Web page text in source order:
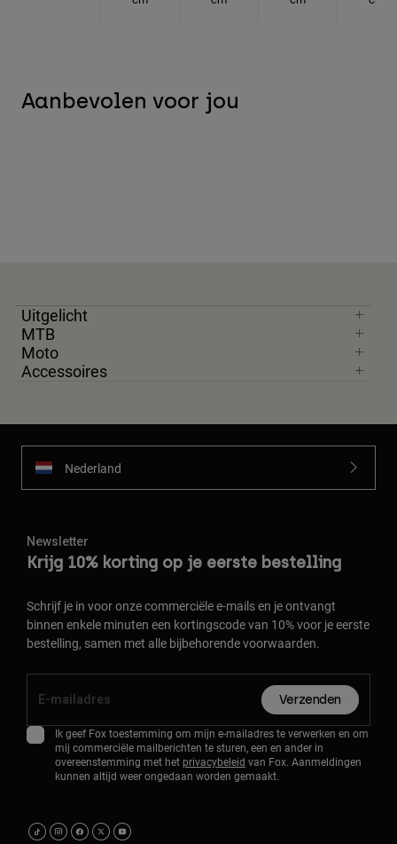
Aanbevolen voor jou
Uitgelicht
MTB
Moto
Accessoires
Nederland
Newsletter
Krijg 10% korting op je eerste bestelling
Schrijf je in voor onze commerciële e-mails en je ontvangt
binnen enkele minuten een kortingscode van 10% voor je eerste
bestelling, samen met alle bijbehorende voorwaarden.
Verzenden
Ik geef Fox toestemming om mijn e-mailadres te verwerken en om
mij commerciële mailberichten te sturen, een en ander in
overeenstemming met het privacybeleid van Fox. Aanmeldingen
kunnen altijd weer ongedaan worden gemaakt.